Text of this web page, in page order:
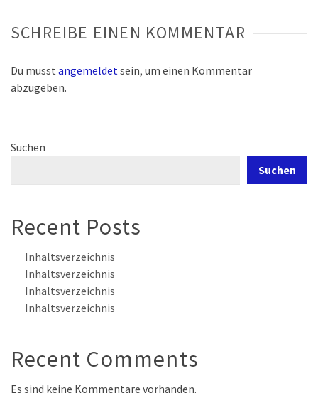
SCHREIBE EINEN KOMMENTAR
Du musst angemeldetsein, um einen Kommentar
abzugeben.
Suchen
Suchen
Recent Posts
Inhaltsverzeichnis
Inhaltsverzeichnis
Inhaltsverzeichnis
Inhaltsverzeichnis
Recent Comments
Es sind keine Kommentare vorhanden.